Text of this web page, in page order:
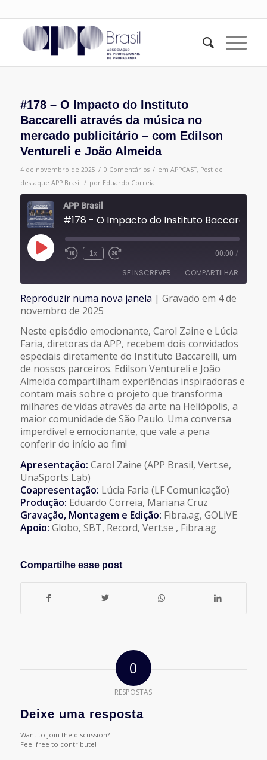
#178 – O Impacto do Instituto
Baccarelli através da música no
mercado publicitário – com Edilson
Ventureli e João Almeida
4 de novembro de 2025 / 0 Comentários / em APPCAST, Post de
destaque APP Brasil / por Eduardo Correia
APP Brasil
Reproduzir
episódio
1x 00:00 /
SE INSCREVER COMPARTILHAR
FEED RSS
COMPARTILHAR
LINK
INCORPORAR
Reproduzir numa nova janela | Gravado em 4 de
novembro de 2025
Neste episódio emocionante, Carol Zaine e Lúcia
Faria, diretoras da APP, recebem dois convidados
especiais diretamente do Instituto Baccarelli, um
de nossos parceiros. Edilson Ventureli e João
Almeida compartilham experiências inspiradoras e
contam mais sobre o projeto que transforma
milhares de vidas através da arte na Heliópolis, a
maior comunidade de São Paulo. Uma conversa
imperdível e emocionante, que vale a pena
conferir do início ao fim!
Apresentação: Carol Zaine (APP Brasil, Vert.se,
UnaSports Lab)
Coapresentação: Lúcia Faria (LF Comunicação)
Produção: Eduardo Correia, Mariana Cruz
Gravação, Montagem e Edição: Fibra.ag, GOLiVE
Apoio: Globo, SBT, Record, Vert.se , Fibra.ag
Compartilhe esse post
0
RESPOSTAS
Deixe uma resposta
Want to join the discussion?
Feel free to contribute!